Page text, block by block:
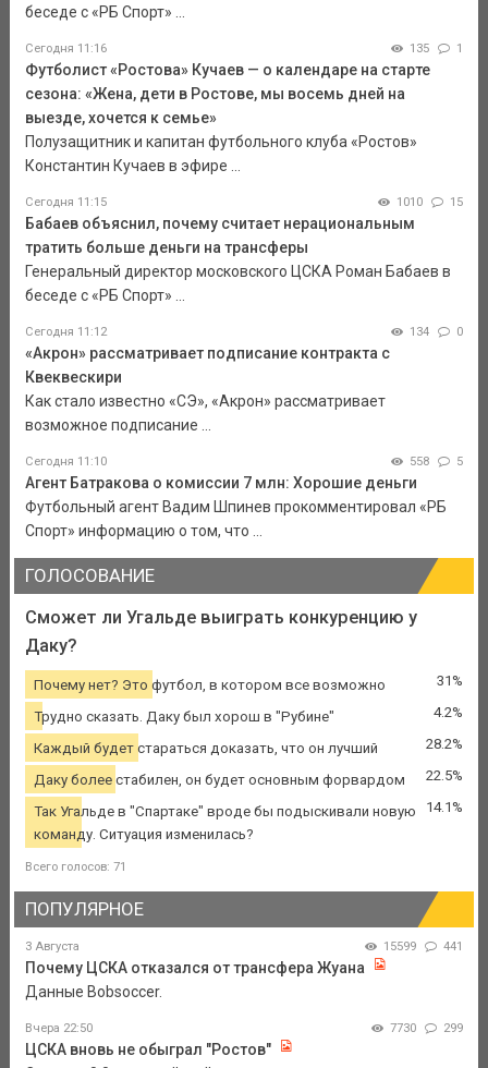
беседе с «РБ Спорт» ...
Сегодня 11:16 135 1
Футболист «Ростова» Кучаев — о календаре на старте
сезона: «Жена, дети в Ростове, мы восемь дней на
выезде, хочется к семье»
Полузащитник и капитан футбольного клуба «Ростов»
Константин Кучаев в эфире ...
Сегодня 11:15 1010 15
Бабаев объяснил, почему считает нерациональным
тратить больше деньги на трансферы
Генеральный директор московского ЦСКА Роман Бабаев в
беседе с «РБ Спорт» ...
Сегодня 11:12 134 0
«Акрон» рассматривает подписание контракта с
Квеквескири
Как стало известно «СЭ», «Акрон» рассматривает
возможное подписание ...
Сегодня 11:10 558 5
Агент Батракова о комиссии 7 млн: Хорошие деньги
Футбольный агент Вадим Шпинев прокомментировал «РБ
Спорт» информацию о том, что ...
ГОЛОСОВАНИЕ
Сможет ли Угальде выиграть конкуренцию у
Даку?
Почему нет? Это футбол, в котором все возможно 31%
Трудно сказать. Даку был хорош в "Рубине" 4.2%
Каждый будет стараться доказать, что он лучший 28.2%
Даку более стабилен, он будет основным форвардом 22.5%
Так Угальде в "Спартаке" вроде бы подыскивали новую
команду. Ситуация изменилась?
14.1%
Всего голосов: 71
ПОПУЛЯРНОЕ
3 Августа 15599 441
Почему ЦСКА отказался от трансфера Жуана
Данные Bobsoccer.
Вчера 22:50 7730 299
ЦСКА вновь не обыграл "Ростов"